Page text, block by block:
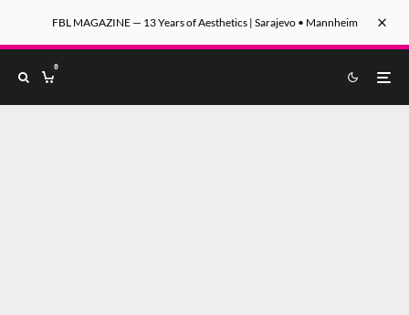
FBL MAGAZINE — 13 Years of Aesthetics | Sarajevo • Mannheim
0